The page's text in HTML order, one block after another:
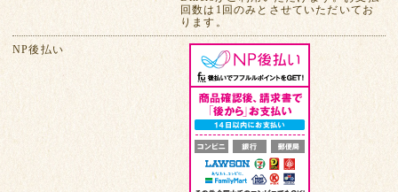
回数は1回のみとさせていただいてお
ります。
NP後払い